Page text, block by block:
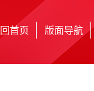
首页 版面导航